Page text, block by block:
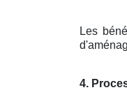
Les
4.